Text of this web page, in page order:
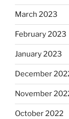
March 2023
February 2023
January 2023
December
November
October 2022